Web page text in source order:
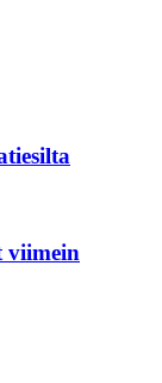
viimein